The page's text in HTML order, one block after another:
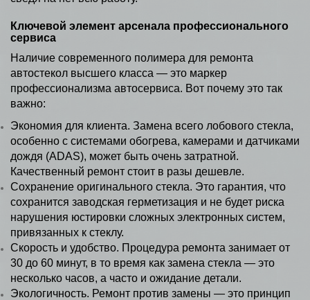
Ключевой элемент арсенала профессионального
сервиса
Наличие современного полимера для ремонта
автостекол высшего класса — это маркер
профессионализма автосервиса. Вот почему это так
важно:
Экономия для клиента. Замена всего лобового стекла,
особенно с системами обогрева, камерами и датчиками
дождя (ADAS), может быть очень затратной.
Качественный ремонт стоит в разы дешевле.
Сохранение оригинального стекла. Это гарантия, что
сохранится заводская герметизация и не будет риска
нарушения юстировки сложных электронных систем,
привязанных к стеклу.
Скорость и удобство. Процедура ремонта занимает от
30 до 60 минут, в то время как замена стекла — это
несколько часов, а часто и ожидание детали.
Экологичность. Ремонт против замены — это принцип